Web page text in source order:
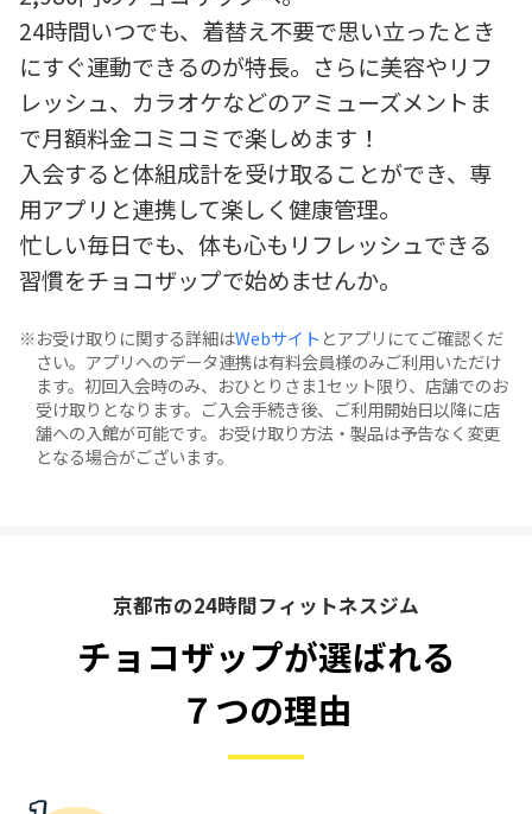
24時間いつでも、着替え不要で思い立ったとき
にすぐ運動できるのが特長。さらに美容やリフ
レッシュ、カラオケなどのアミューズメントま
で月額料金コミコミで楽しめます！
入会すると体組成計を受け取ることができ、専
用アプリと連携して楽しく健康管理。
忙しい毎日でも、体も心もリフレッシュできる
習慣をチョコザップで始めませんか。
お受け取りに関する詳細はWebサイト とアプリにてご確認くだ
さい。アプリへのデータ連携は有料会員様のみご利用いただけ
ます。初回入会時のみ、おひとりさま1セット限り、店舗でのお
受け取りとなります。ご入会手続き後、ご利用開始日以降に店
舗への入館が可能です。お受け取り方法・製品は予告なく変更
となる場合がございます。
京都市の24時間フィットネスジム
チョコザップが選ばれる
７つの理由